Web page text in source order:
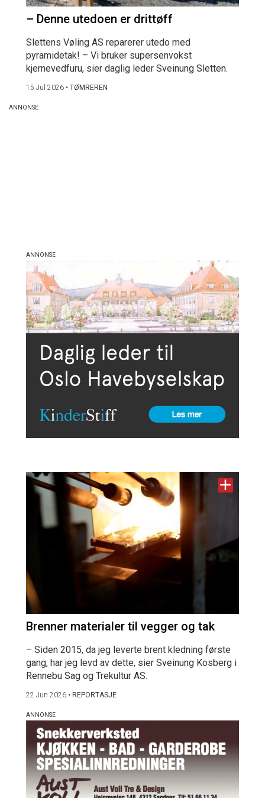
– Denne utedoen er drittøff
Slettens Vøling AS reparerer utedo med
pyramidetak! – Vi bruker supersenvokst
kjernevedfuru, sier daglig leder Sveinung Sletten.
15 Jul 2026 • TØMREREN
Brenner materialer til vegger og tak
– Siden 2015, da jeg leverte brent kledning første
gang, har jeg levd av dette, sier Sveinung Kosberg i
Rennebu Sag og Trekultur AS.
22 Jun 2026 • REPORTASJE